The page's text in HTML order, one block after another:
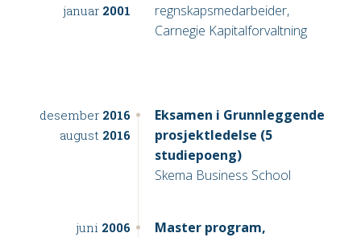
januar 2001
regnskapsmedarbeider,
Carnegie Kapitalforvaltning
desember 2016
august 2016
Eksamen i Grunnleggende
prosjektledelse (5
studiepoeng)
Skema Business School
juni 2006
Master program,